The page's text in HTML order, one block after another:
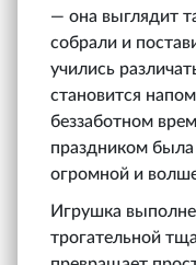
— она выглядит
собрали и
учились
становится
беззаботном
праздником была
огромной и
Игрушка
трогательной